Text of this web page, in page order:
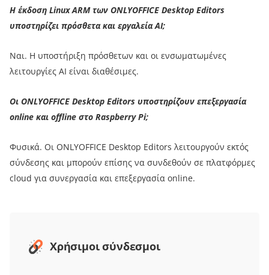
Η έκδοση Linux ARM των ONLYOFFICE Desktop Editors
υποστηρίζει πρόσθετα και εργαλεία AI;
Ναι. Η υποστήριξη πρόσθετων και οι ενσωματωμένες
λειτουργίες AI είναι διαθέσιμες.
Οι ONLYOFFICE Desktop Editors υποστηρίζουν επεξεργασία
online και offline στο Raspberry Pi;
Φυσικά. Οι ONLYOFFICE Desktop Editors λειτουργούν εκτός
σύνδεσης και μπορούν επίσης να συνδεθούν σε πλατφόρμες
cloud για συνεργασία και επεξεργασία online.
Χρήσιμοι σύνδεσμοι